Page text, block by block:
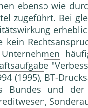
ebenso wie
zugeführt. Bei
kein
Unternehmen
(1995), BT-
Bundes und